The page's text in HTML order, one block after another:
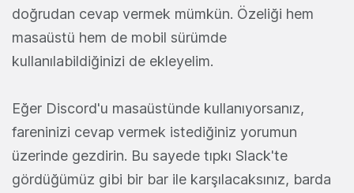
doğrudan cevap vermek mümkün. Özeliği hem
masaüstü hem de mobil sürümde
kullanılabildiğinizi de ekleyelim.
Eğer Discord'u masaüstünde kullanıyorsanız,
fareninizi cevap vermek istediğiniz yorumun
üzerinde gezdirin. Bu sayede tıpkı Slack'te
gördüğümüz gibi bir bar ile karşılacaksınız, barda